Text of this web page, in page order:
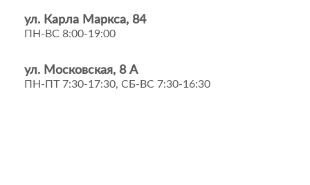
ул. Карла Маркса, 84
ПН-ВС 8:00-19:00
ул. Московская, 8 А
ПН-ПТ 7:30-17:30, СБ-ВС 7:30-16:30